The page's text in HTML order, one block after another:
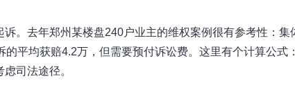
。去年郑州某楼盘240户业主的维权案例很有参考性：集
平均获赔4.2万，但需要预付诉讼费。这里有个计算公式：
司法途径。